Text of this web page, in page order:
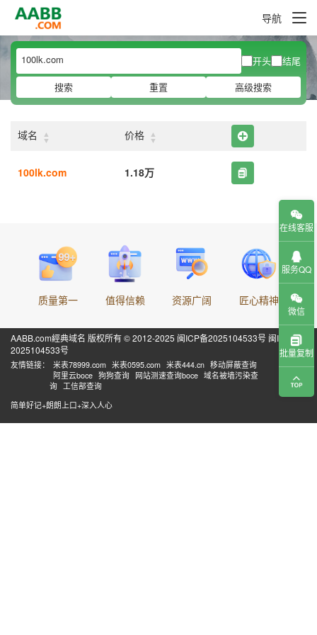
导航
开头
结尾
搜索
重置 高级搜索
域名 ▲
▼ 价格 ▲
▼
100lk.com 1.18万
质量第一 值得信赖 资源广阔 匠心精神
AABB.com經典域名 版权所有 © 2012-2025 闽ICP备2025104533号 闽ICP备
2025104533号
友情链接： 米表78999.com 米表0595.com 米表444.cn 移动屏蔽查询
阿里云boce 狗狗查询 网站测速查询boce 域名被墙污染查
询 工信部查询
简单好记+朗朗上口+深入人心
在线客服
服务QQ
微信
批量复制